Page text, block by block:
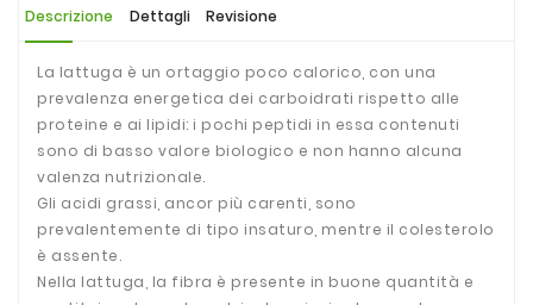
Descrizione Dettagli Revisione
La lattuga è un ortaggio poco calorico, con una
prevalenza energetica dei carboidrati rispetto alle
proteine e ai lipidi: i pochi peptidi in essa contenuti
sono di basso valore biologico e non hanno alcuna
valenza nutrizionale.
Gli acidi grassi, ancor più carenti, sono
prevalentemente di tipo insaturo, mentre il colesterolo
è assente.
Nella lattuga, la fibra è presente in buone quantità e